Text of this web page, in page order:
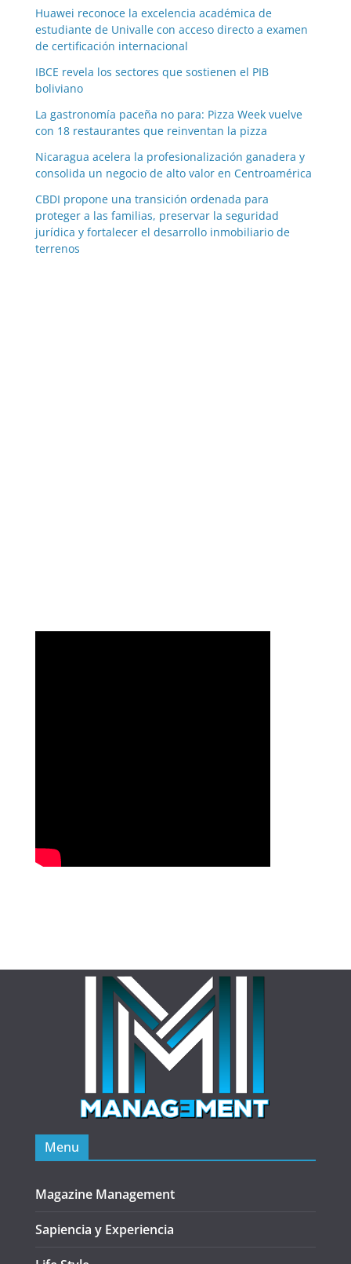
Huawei reconoce la excelencia académica de
estudiante de Univalle con acceso directo a examen
de certificación internacional
IBCE revela los sectores que sostienen el PIB
boliviano
La gastronomía paceña no para: Pizza Week vuelve
con 18 restaurantes que reinventan la pizza
Nicaragua acelera la profesionalización ganadera y
consolida un negocio de alto valor en Centroamérica
CBDI propone una transición ordenada para
proteger a las familias, preservar la seguridad
jurídica y fortalecer el desarrollo inmobiliario de
terrenos
Menu
Magazine Management
Sapiencia y Experiencia